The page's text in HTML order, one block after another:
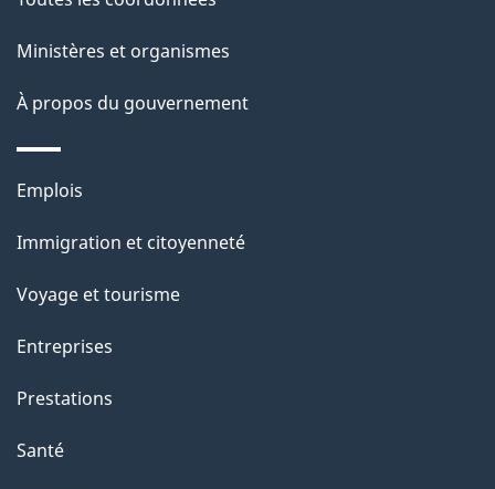
s
d
e
l
a
p
a
g
e
ce
site
Ministères et organismes
À propos du gouvernement
Thèmes
sujets
Emplois
Immigration et citoyenneté
Voyage et tourisme
Entreprises
Prestations
Santé